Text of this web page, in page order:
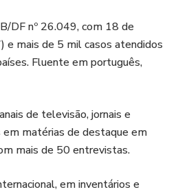
DF nº 26.049, com 18 de
e mais de 5 mil casos atendidos
Fluente em português,
de televisão, jornais e
matérias de destaque em
mais de 50 entrevistas.
em inventários e